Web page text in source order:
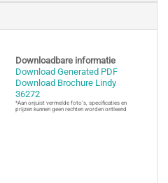
Downloadbare informatie
Download Generated PDF
Download Brochure Lindy
36272
*Aan onjuist vermelde foto’s, specificaties en
prijzen kunnen geen rechten worden ontleend